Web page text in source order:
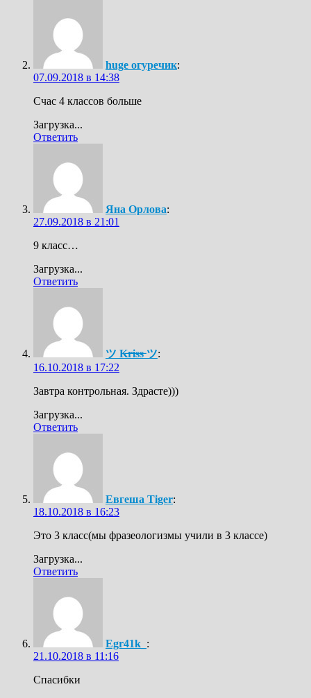
huge огуречик:
07.09.2018 в 14:38
Счас 4 классов больше
Загрузка...
Ответить
Яна Орлова:
27.09.2018 в 21:01
9 класс…
Загрузка...
Ответить
ツ K̶r̶i̶s̶s̶ ツ:
16.10.2018 в 17:22
Завтра контрольная. Здрасте)))
Загрузка...
Ответить
Евгеша Tiger:
18.10.2018 в 16:23
Это 3 класс(мы фразеологизмы учили в 3 классе)
Загрузка...
Ответить
Egr41k_ :
21.10.2018 в 11:16
Спасибки